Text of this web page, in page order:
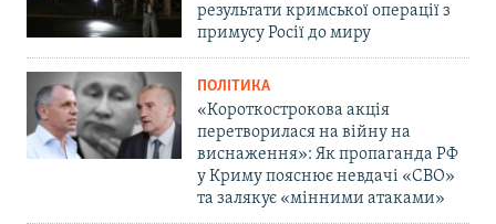
результати кримської операції з
примусу Росії до миру
ПОЛІТИКА
«Короткострокова акція
перетворилася на війну на
виснаження»: Як пропаганда РФ
у Криму пояснює невдачі «СВО»
та залякує «мінними атаками»